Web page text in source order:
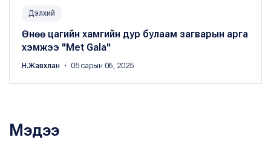
Дэлхий
Өнөө цагийн хамгийн дур булаам загварын арга
хэмжээ "Met Gala"
Н.Жавхлан ・ 05 сарын 06, 2025
Мэдээ